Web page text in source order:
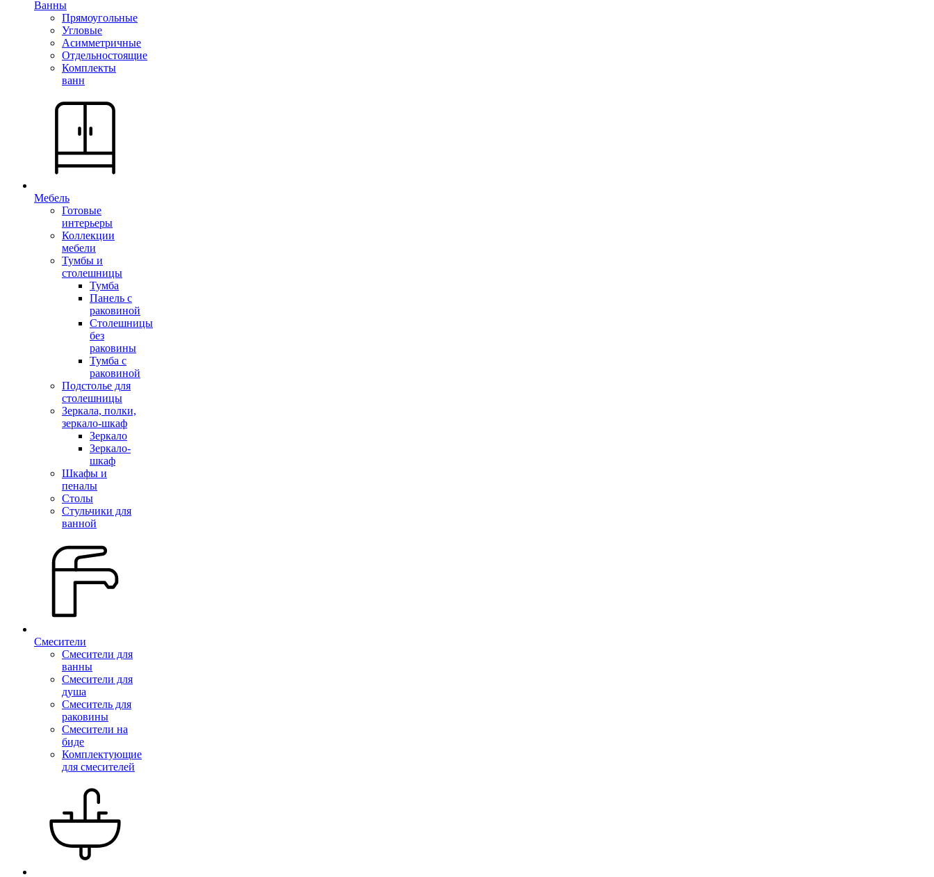
Ванны
Прямоугольные
Угловые
Асимметричные
Отдельностоящие
Комплекты
ванн
Мебель
Готовые
интерьеры
Коллекции
мебели
Тумбы и
столешницы
Тумба
Панель с
раковиной
Столешницы
без
раковины
Тумба с
раковиной
Подстолье для
столешницы
Зеркала, полки,
зеркало-шкаф
Зеркало
Зеркало-
шкаф
Шкафы и
пеналы
Столы
Стульчики для
ванной
Смесители
Смесители для
ванны
Смесители для
душа
Смеситель для
раковины
Смесители на
биде
Комплектующие
для смесителей